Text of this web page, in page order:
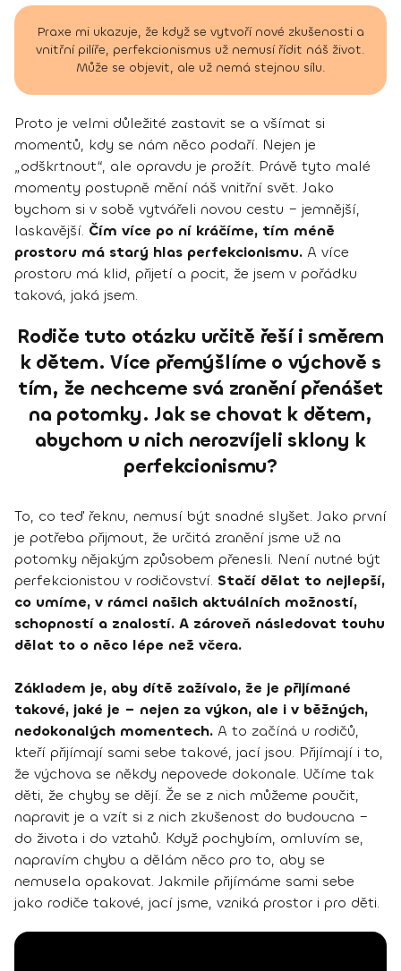
Praxe mi ukazuje, že když se vytvoří nové zkušenosti a
vnitřní pilíře, perfekcionismus už nemusí řídit náš život.
Může se objevit, ale už nemá stejnou sílu.
Proto je velmi důležité zastavit se a všímat si
momentů, kdy se nám něco podaří. Nejen je
„odškrtnout“, ale opravdu je prožít. Právě tyto malé
momenty postupně mění náš vnitřní svět. Jako
bychom si v sobě vytvářeli novou cestu – jemnější,
laskavější. Čím více po ní kráčíme, tím méně
prostoru má starý hlas perfekcionismu. A více
prostoru má klid, přijetí a pocit, že jsem v pořádku
taková, jaká jsem.
Rodiče tuto otázku určitě řeší i směrem
k dětem. Více přemýšlíme o výchově s
tím, že nechceme svá zranění přenášet
na potomky. Jak se chovat k dětem,
abychom u nich nerozvíjeli sklony k
perfekcionismu?
To, co teď řeknu, nemusí být snadné slyšet. Jako první
je potřeba přijmout, že určitá zranění jsme už na
potomky nějakým způsobem přenesli. Není nutné být
perfekcionistou v rodičovství. Stačí dělat to nejlepší,
co umíme, v rámci našich aktuálních možností,
schopností a znalostí. A zároveň následovat touhu
dělat to o něco lépe než včera.
Základem je, aby dítě zažívalo, že je přijímané
takové, jaké je – nejen za výkon, ale i v běžných,
nedokonalých momentech. A to začíná u rodičů,
kteří přijímají sami sebe takové, jací jsou. Přijímají i to,
že výchova se někdy nepovede dokonale. Učíme tak
děti, že chyby se dějí. Že se z nich můžeme poučit,
napravit je a vzít si z nich zkušenost do budoucna –
do života i do vztahů. Když pochybím, omluvím se,
napravím chybu a dělám něco pro to, aby se
nemusela opakovat. Jakmile přijímáme sami sebe
jako rodiče takové, jací jsme, vzniká prostor i pro děti.